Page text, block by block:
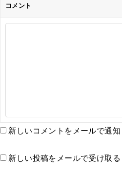
コメント
新しいコメントをメールで通知
新しい投稿をメールで受け取る